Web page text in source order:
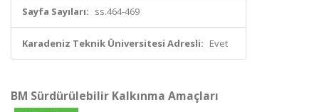
Sayfa Sayıları: ss.464-469
Karadeniz Teknik Üniversitesi Adresli: Evet
BM Sürdürülebilir Kalkınma Amaçları